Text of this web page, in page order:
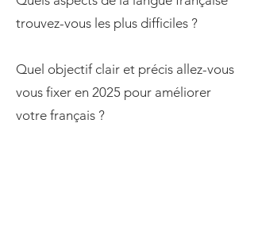
trouvez-vous les plus difficiles ?
Quel objectif clair et précis allez-vous
vous fixer en 2025 pour améliorer
votre français ?